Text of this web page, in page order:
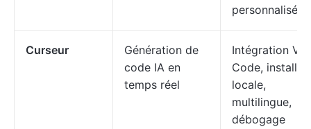
personnalisée
Curseur
Génération de
code IA en
temps réel
Intégration VS
Code,
locale,
multilingue,
débogage